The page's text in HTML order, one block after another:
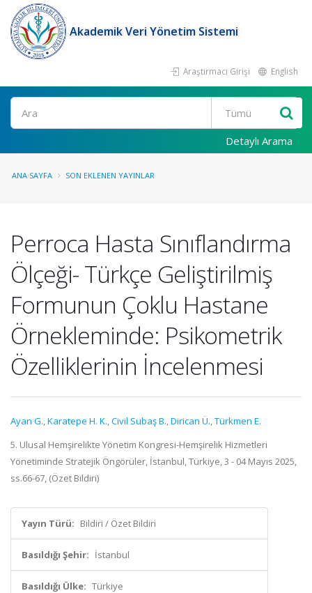
Akademik Veri Yönetim Sistemi
Araştırmacı Girişi English
Ara
Detaylı Arama
ANA SAYFA SON EKLENEN YAYINLAR
Perroca Hasta Sınıflandırma
Ölçeği- Türkçe Geliştirilmiş
Formunun Çoklu Hastane
Örnekleminde: Psikometrik
Özelliklerinin İncelenmesi
Ayan G.,Karatepe H. K.,Civil Subaş B.,Dirican Ü.,Türkmen E.
5. Ulusal Hemşirelikte Yönetim Kongresi-Hemşirelik Hizmetleri
Yönetiminde Stratejik Öngörüler, İstanbul, Türkiye, 3 - 04 Mayıs 2025,
ss.66-67, (Özet Bildiri)
Yayın Türü: Bildiri / Özet Bildiri
Basıldığı Şehir: İstanbul
Basıldığı Ülke: Türkiye